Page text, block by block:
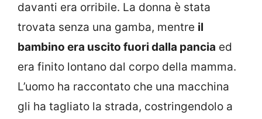
davanti era orribile. La donna è stata
trovata senza una gamba, mentre il
bambino era uscito fuori dalla pancia ed
era finito lontano dal corpo della mamma.
L’uomo ha raccontato che una macchina
gli ha tagliato la strada, costringendolo a